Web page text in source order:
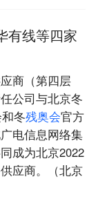
有线等四家
商（第四层
公司与北京冬
冬残奥会官方
电信息网络集
成为北京2022
应商。（北京